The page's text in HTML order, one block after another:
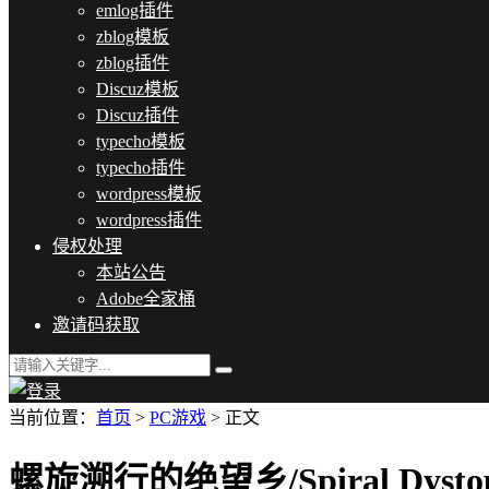
emlog插件
zblog模板
zblog插件
Discuz模板
Discuz插件
typecho模板
typecho插件
wordpress模板
wordpress插件
侵权处理
本站公告
Adobe全家桶
邀请码获取
当前位置： 首页 > PC游戏 > 正文
螺旋溯行的绝望乡/Spiral